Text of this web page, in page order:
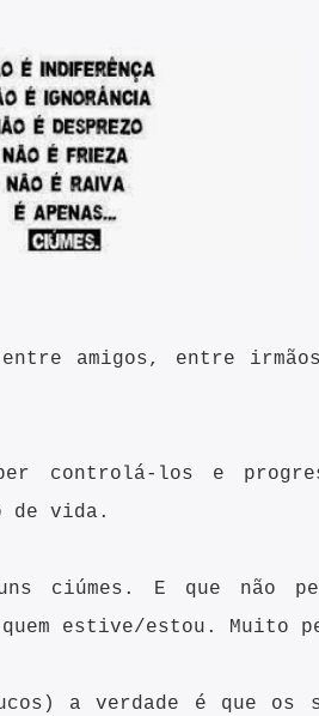
amigos, entre
controlá-los e
de vida.
ciúmes. E que
quem estive/estou. Muito
a verdade é que os